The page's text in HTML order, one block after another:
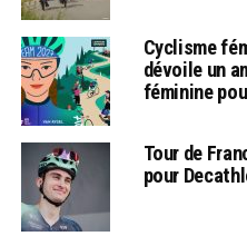
Cyclisme
dévoile un
féminine
Tour de
pour